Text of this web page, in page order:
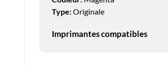
Type:Originale
Imprimantes compatibles